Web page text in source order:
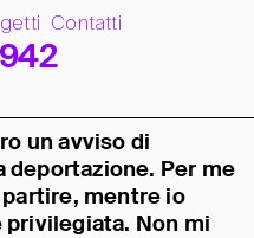
Contatti
942
un avviso di
deportazione. Per me
mentre io
privilegiata. Non mi